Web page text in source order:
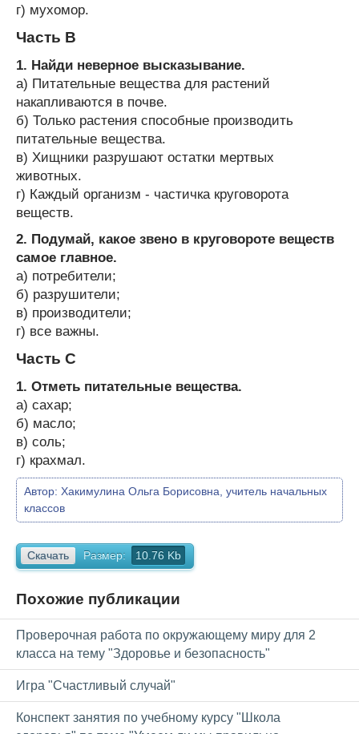
г) мухомор.
Часть В
1. Найди неверное высказывание.
а) Питательные вещества для растений
накапливаются в почве.
б) Только растения способные производить
питательные вещества.
в) Хищники разрушают остатки мертвых
животных.
г) Каждый организм - частичка круговорота
веществ.
2. Подумай, какое звено в круговороте веществ
самое главное.
а) потребители;
б) разрушители;
в) производители;
г) все важны.
Часть С
1. Отметь питательные вещества.
а) сахар;
б) масло;
в) соль;
г) крахмал.
Автор: Хакимулина Ольга Борисовна, учитель начальных
классов
Скачать Размер: 10.76 Kb
Похожие публикации
Проверочная работа по окружающему миру для 2
класса на тему "Здоровье и безопасность"
Игра "Счастливый случай"
Конспект занятия по учебному курсу "Школа